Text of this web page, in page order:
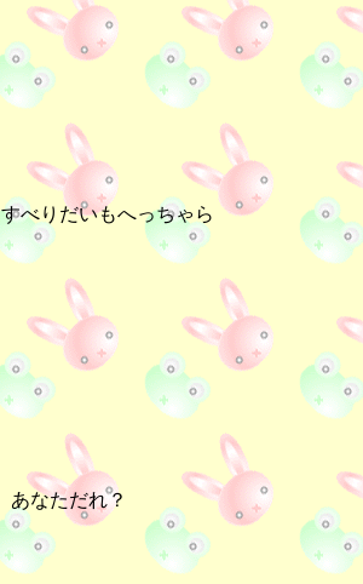
べりだいもへっちゃら
なただれ？